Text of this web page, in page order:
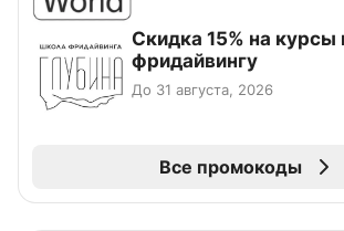
Скидка 15% на курсы
фридайвингу
До 31 августа, 2026
Все промокоды